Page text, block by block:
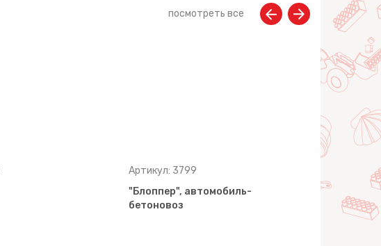
посмотреть все
Артикул: 3799
"Блоппер", автомобиль-
бетоновоз
Артикул: